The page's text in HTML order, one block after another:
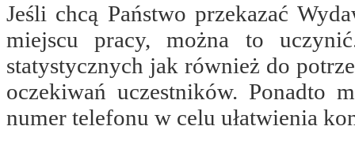
Jeśli chcą Państwo przekazać
miejscu pracy, można to
statystycznych jak również do
oczekiwań uczestników. Ponadto
numer telefonu w celu ułatwienia